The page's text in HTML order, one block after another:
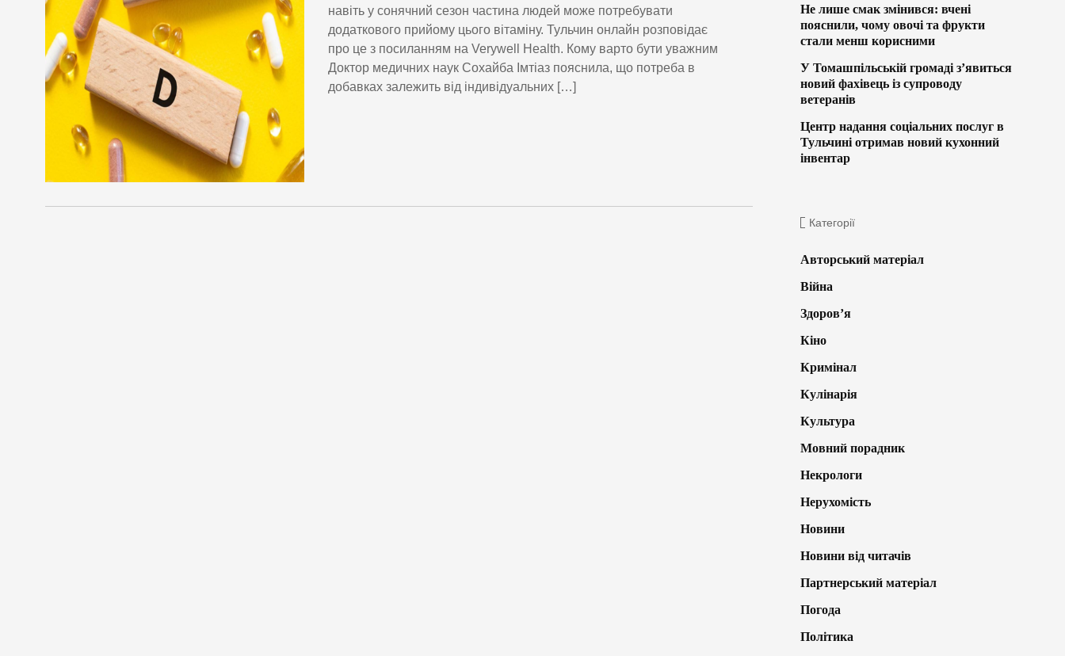
навіть у сонячний сезон частина людей може потребувати
додаткового прийому цього вітаміну. Тульчин онлайн розповідає
про це з посиланням на Verywell Health. Кому варто бути уважним
Доктор медичних наук Сохайба Імтіаз пояснила, що потреба в
добавках залежить від індивідуальних […]
Не лише смак змінився: вчені
пояснили, чому овочі та фрукти
стали менш корисними
У Томашпільській громаді з’явиться
новий фахівець із супроводу
ветеранів
Центр надання соціальних послуг в
Тульчині отримав новий кухонний
інвентар
Категорії
Авторський матеріал
Війна
Здоров’я
Кіно
Кримінал
Кулінарія
Культура
Мовний порадник
Некрологи
Нерухомість
Новини
Новини від читачів
Партнерський матеріал
Погода
Політика